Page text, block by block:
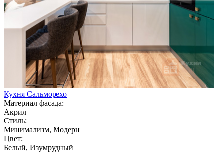
Кухня Сальморехо
Материал фасада:
Акрил
Стиль:
Минимализм, Модерн
Цвет:
Белый, Изумрудный